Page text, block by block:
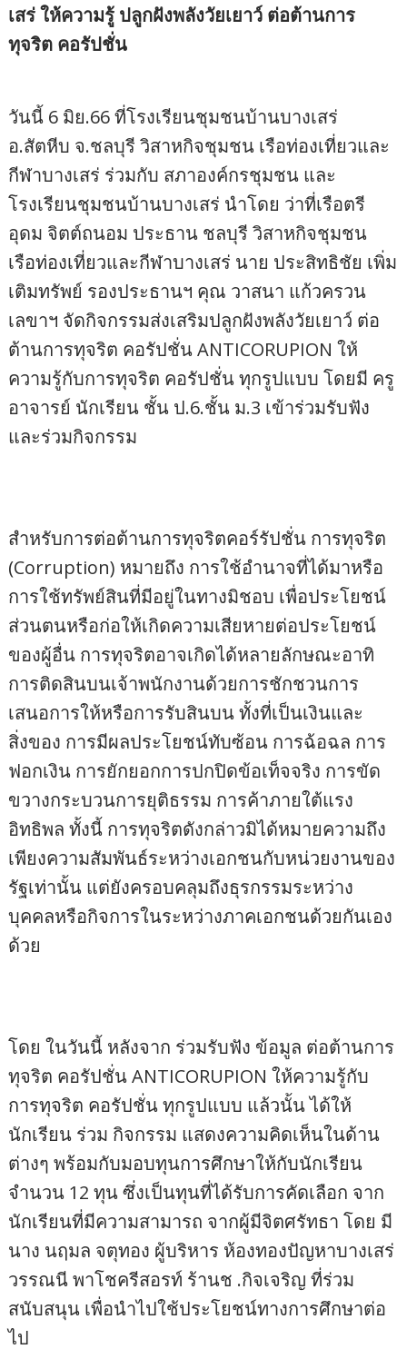
เสร่ ให้ความรู้ ปลูกฝังพลังวัยเยาว์ ต่อต้านการ
ทุจริต คอรัปชั่น
วันนี้ 6 มิย.66 ที่โรงเรียนชุมชนบ้านบางเสร่
อ.สัตหีบ จ.ชลบุรี วิสาหกิจชุมชน เรือท่องเที่ยวและ
กีฬาบางเสร่ ร่วมกับ สภาองค์กรชุมชน และ
โรงเรียนชุมชนบ้านบางเสร่ นำโดย ว่าที่เรือตรี
อุดม จิตต์ถนอม ประธาน ชลบุรี วิสาหกิจชุมชน
เรือท่องเที่ยวและกีฬาบางเสร่ นาย ประสิทธิชัย เพิ่ม
เติมทรัพย์ รองประธานฯ คุณ วาสนา แก้วครวน
เลขาฯ จัดกิจกรรมส่งเสริมปลูกฝังพลังวัยเยาว์ ต่อ
ต้านการทุจริต คอรัปชั่น ANTICORUPION ให้
ความรู้กับการทุจริต คอรัปชั่น ทุกรูปแบบ โดยมี ครู
อาจารย์ นักเรียน ชั้น ป.6.ชั้น ม.3 เข้าร่วมรับฟัง
และร่วมกิจกรรม
สำหรับการต่อต้านการทุจริตคอร์รัปชั่น การทุจริต
(Corruption) หมายถึง การใช้อำนาจที่ได้มาหรือ
การใช้ทรัพย์สินที่มีอยู่ในทางมิชอบ เพื่อประโยชน์
ส่วนตนหรือก่อให้เกิดความเสียหายต่อประโยชน์
ของผู้อื่น การทุจริตอาจเกิดได้หลายลักษณะอาทิ
การติดสินบนเจ้าพนักงานด้วยการชักชวนการ
เสนอการให้หรือการรับสินบน ทั้งที่เป็นเงินและ
สิ่งของ การมีผลประโยชน์ทับซ้อน การฉ้อฉล การ
ฟอกเงิน การยักยอกการปกปิดข้อเท็จจริง การขัด
ขวางกระบวนการยุติธรรม การค้าภายใต้แรง
อิทธิพล ทั้งนี้ การทุจริตดังกล่าวมิได้หมายความถึง
เพียงความสัมพันธ์ระหว่างเอกชนกับหน่วยงานของ
รัฐเท่านั้น แต่ยังครอบคลุมถึงธุรกรรมระหว่าง
บุคคลหรือกิจการในระหว่างภาคเอกชนด้วยกันเอง
ด้วย
โดย ในวันนี้ หลังจาก ร่วมรับฟัง ข้อมูล ต่อต้านการ
ทุจริต คอรัปชั่น ANTICORUPION ให้ความรู้กับ
การทุจริต คอรัปชั่น ทุกรูปแบบ แล้วนั้น ได้ให้
นักเรียน ร่วม กิจกรรม แสดงความคิดเห็นในด้าน
ต่างๆ พร้อมกับมอบทุนการศึกษาให้กับนักเรียน
จำนวน 12 ทุน ซึ่งเป็นทุนที่ได้รับการคัดเลือก จาก
นักเรียนที่มีความสามารถ จากผู้มีจิตศรัทธา โดย มี
นาง นฤมล จตุทอง ผู้บริหาร ห้องทองปัญหาบางเสร่
วรรณนี พาโชครีสอรท์ ร้านช .กิจเจริญ ที่ร่วม
สนับสนุน เพื่อนำไปใช้ประโยชน์ทางการศึกษาต่อ
ไป